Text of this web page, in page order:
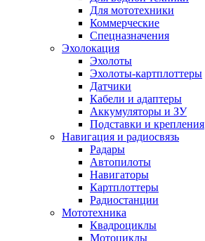
Для мототехники
Коммерческие
Спецназначения
Эхолокация
Эхолоты
Эхолоты-картплоттеры
Датчики
Кабели и адаптеры
Аккумуляторы и ЗУ
Подставки и крепления
Навигация и радиосвязь
Радары
Автопилоты
Навигаторы
Картплоттеры
Радиостанции
Мототехника
Квадроциклы
Мотоциклы